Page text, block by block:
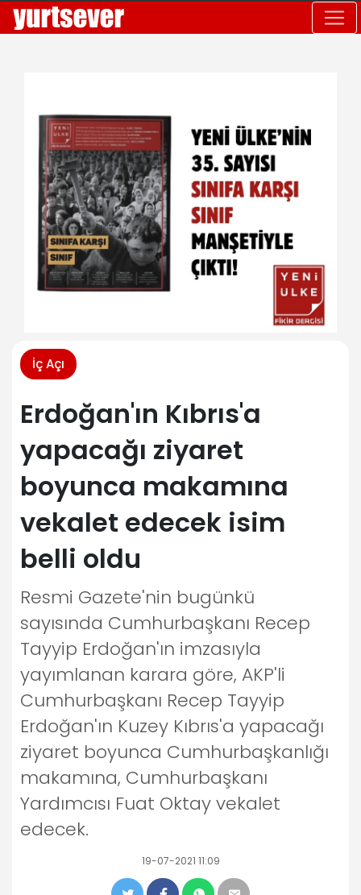
İç Açı
Erdoğan'ın Kıbrıs'a
yapacağı ziyaret
boyunca makamına
vekalet edecek isim
belli oldu
Resmi Gazete'nin bugünkü
sayısında Cumhurbaşkanı Recep
Tayyip Erdoğan'ın imzasıyla
yayımlanan karara göre, AKP'li
Cumhurbaşkanı Recep Tayyip
Erdoğan'ın Kuzey Kıbrıs'a yapacağı
ziyaret boyunca Cumhurbaşkanlığı
makamına, Cumhurbaşkanı
Yardımcısı Fuat Oktay vekalet
edecek.
19-07-2021 11:09